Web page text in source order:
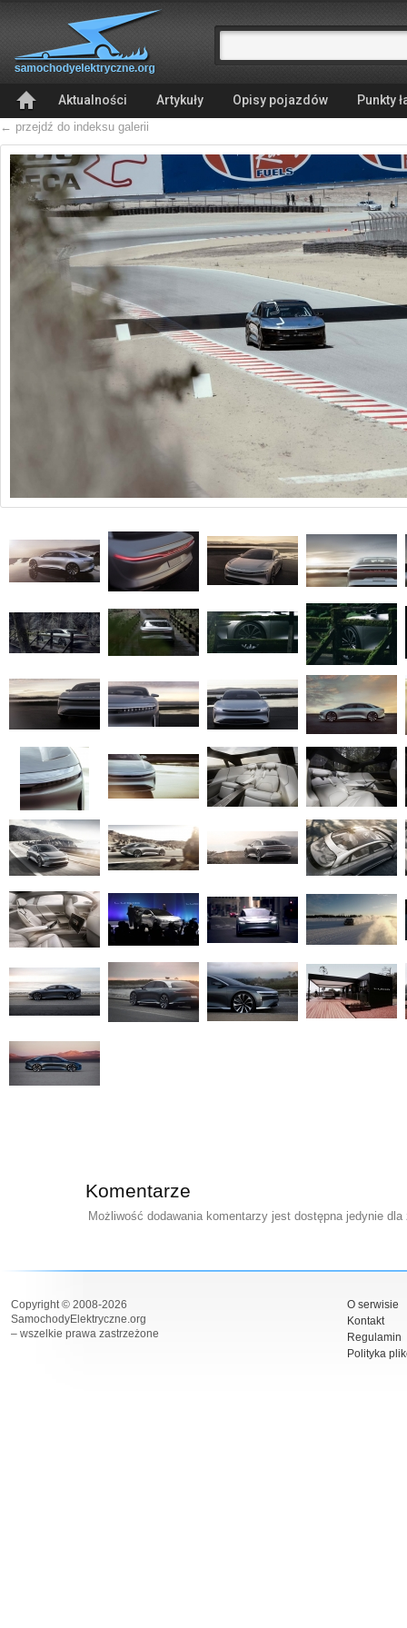
Aktualności Artykuły Opisy pojazdów Punkty
← przejdź do indeksu galerii
Komentarze
Możliwość dodawania komentarzy jest dostępna jedynie
Copyright © 2008-2026
SamochodyElektryczne.org
– wszelkie prawa zastrzeżone
O serwisie
Kontakt
Regulamin
Polityka